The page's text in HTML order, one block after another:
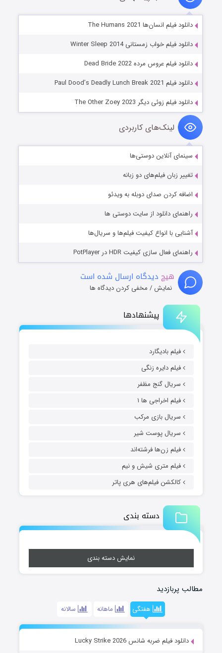
پیشنهادها
فیلم بادیگارد
فیلم دایره زنگی
سریال گنج مظفر
فیلم اخراجی ها ۱
سریال بازی مرکب
سریال پوست شیر
فیلم زن‌ها فرشته‌اند
فیلم متری شیش و نیم
کالکشن فیلم‌های هری پاتر
دسته بندی
نمایش دسته بندی
مطالب پربازدید
هفتگی ماهانه سالانه
دانلود فیلم ضربه شانس Lucky Strike 2026
دانلود فیلم انسان‌ها The Humans 2021
دانلود فیلم خواب زمستانی Winter Sleep 2014
دانلود فیلم عروس مرده Dead Bride 2022
دانلود فیلم Paul Dood’s Deadly Lunch Break 2021
دانلود فیلم زوئی دیگر The Other Zoey 2023
لینک‌های کاربردی
سینمای آنلاین دوستی‌ها
تغییر زبان فیلم‌های دو زبانه
اضافه کردن صدای دوبله به ویدئو
راهنمای دانلود از سایت دوستی ها
آشنایی با انواع کیفیت فیلم‌ها و سریال‌ها
راهنمای فعال سازی کیفیت HDR در PotPlayer
هیچ دیدگاه ارسال شده است
نمایش / مخفی کردن دیدگاه ها